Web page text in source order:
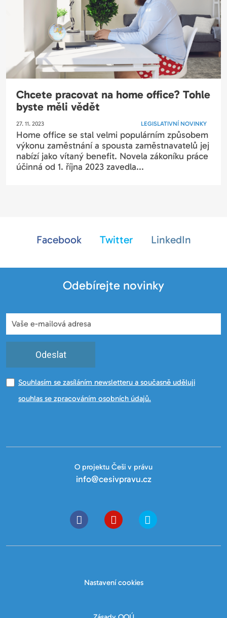
Chcete pracovat na home office? Tohle
byste měli vědět
27. 11. 2023 LEGISLATIVNÍ NOVINKY
Home office se stal velmi populárním způsobem
výkonu zaměstnání a spousta zaměstnavatelů jej
nabízí jako vítaný benefit. Novela zákoníku práce
účinná od 1. října 2023 zavedla...
Facebook Twitter LinkedIn
Odebírejte novinky
Odeslat
Souhlasím se zasíláním newsletteru a současně uděluji
souhlas se zpracováním osobních údajů.
O projektu Češi v právu
info@cesivpravu.cz
Nastavení cookies